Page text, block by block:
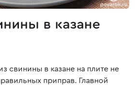
в казане
свинины в казане на плите не
приправ. Главной